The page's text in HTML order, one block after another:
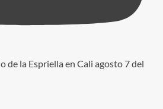
de la Espriella en Cali agosto 7 del